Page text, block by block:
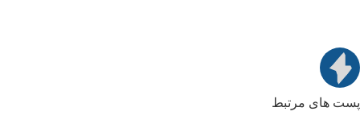
پست های مرتبط